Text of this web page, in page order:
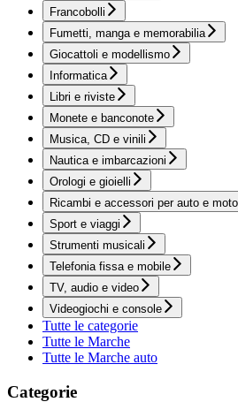
Francobolli
Fumetti, manga e memorabilia
Giocattoli e modellismo
Informatica
Libri e riviste
Monete e banconote
Musica, CD e vinili
Nautica e imbarcazioni
Orologi e gioielli
Ricambi e accessori per auto e moto
Sport e viaggi
Strumenti musicali
Telefonia fissa e mobile
TV, audio e video
Videogiochi e console
Tutte le categorie
Tutte le Marche
Tutte le Marche auto
Categorie